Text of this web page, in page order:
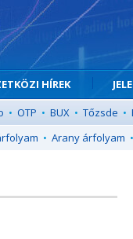
HÍREK
• OTP • BUX • Tőzsde •
• Arany árfolyam •